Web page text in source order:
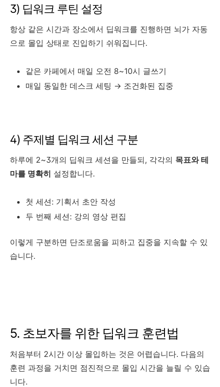
3) 딥워크 루틴 설정
항상 같은 시간과 장소에서 딥워크를 진행하면 뇌가 자동
으로 몰입 상태로 진입하기 쉬워집니다.
같은 카페에서 매일 오전 8~10시 글쓰기
매일 동일한 데스크 세팅 → 조건화된 집중
4) 주제별 딥워크 세션 구분
하루에 2~3개의 딥워크 세션을 만들되, 각각의 목표와 테
마를 명확히 설정합니다.
첫 세션: 기획서 초안 작성
두 번째 세션: 강의 영상 편집
이렇게 구분하면 단조로움을 피하고 집중을 지속할 수 있
습니다.
5. 초보자를 위한 딥워크 훈련법
처음부터 2시간 이상 몰입하는 것은 어렵습니다. 다음의
훈련 과정을 거치면 점진적으로 몰입 시간을 늘릴 수 있습
니다.